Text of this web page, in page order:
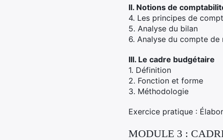
II. Notions de
4. Les principes de
5. Analyse du bilan
6. Analyse du compte de
III. Le cadre budgétaire
1. Définition
2. Fonction et forme
3. Méthodologie
Exercice pratique :
MODULE 3 :